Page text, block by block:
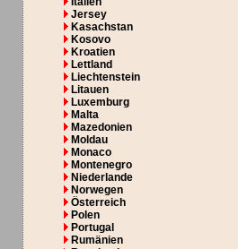
Jersey
Kasachstan
Kosovo
Kroatien
Lettland
Liechtenstein
Litauen
Luxemburg
Malta
Mazedonien
Moldau
Monaco
Montenegro
Niederlande
Norwegen
Österreich
Polen
Portugal
Rumänien